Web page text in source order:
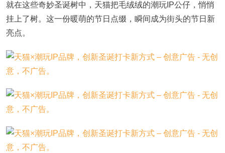
就在这些奇妙圣诞树中，天猫把毛绒绒的潮玩IP公仔，悄悄
挂上了树。这一份暖萌的节日点缀，瞬间成为街头的节日新
亮点。